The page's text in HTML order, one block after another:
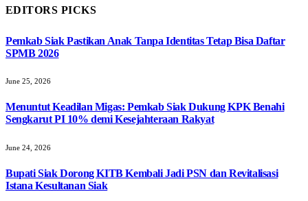
EDITORS PICKS
Pemkab Siak Pastikan Anak Tanpa Identitas Tetap Bisa Daftar
SPMB 2026
June 25, 2026
Menuntut Keadilan Migas: Pemkab Siak Dukung KPK Benahi
Sengkarut PI 10% demi Kesejahteraan Rakyat
June 24, 2026
Bupati Siak Dorong KITB Kembali Jadi PSN dan Revitalisasi
Istana Kesultanan Siak